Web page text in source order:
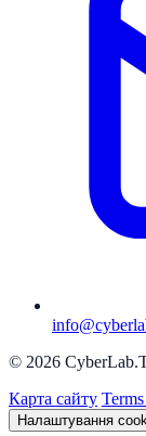
© 2026
Карта сайту
Налаштування